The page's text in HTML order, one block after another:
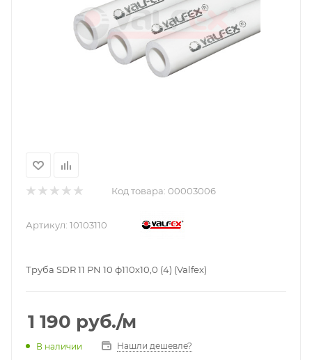
Код товара: 00003006
Артикул: 10103110
Труба SDR 11 PN 10 ф110х10,0 (4) (Valfex)
1 190 руб./м
В наличии Нашли дешевле?